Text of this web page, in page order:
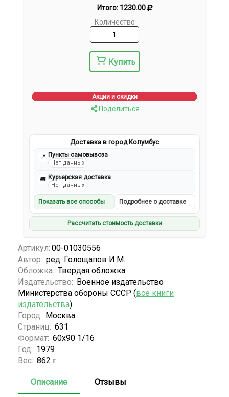
Итого: 1230.00
Количество
Купить
Акции и скидки
Поделиться
Доставка в город Колумбус
📍 Пункты самовывоза
Нет данных
🚚 Курьерская доставка
Нет данных
Показать все способы Подробнее о доставке
Рассчитать стоимость доставки
Артикул: 00-01030556
Автор: ред. Голощапов И.М.
Обложка: Твердая обложка
Издательство: Военное издательство
Министерства обороны СССР (все книги
издательства)
Город: Москва
Страниц: 631
Формат: 60х90 1/16
Год: 1979
Вес: 862 г
Описание Отзывы